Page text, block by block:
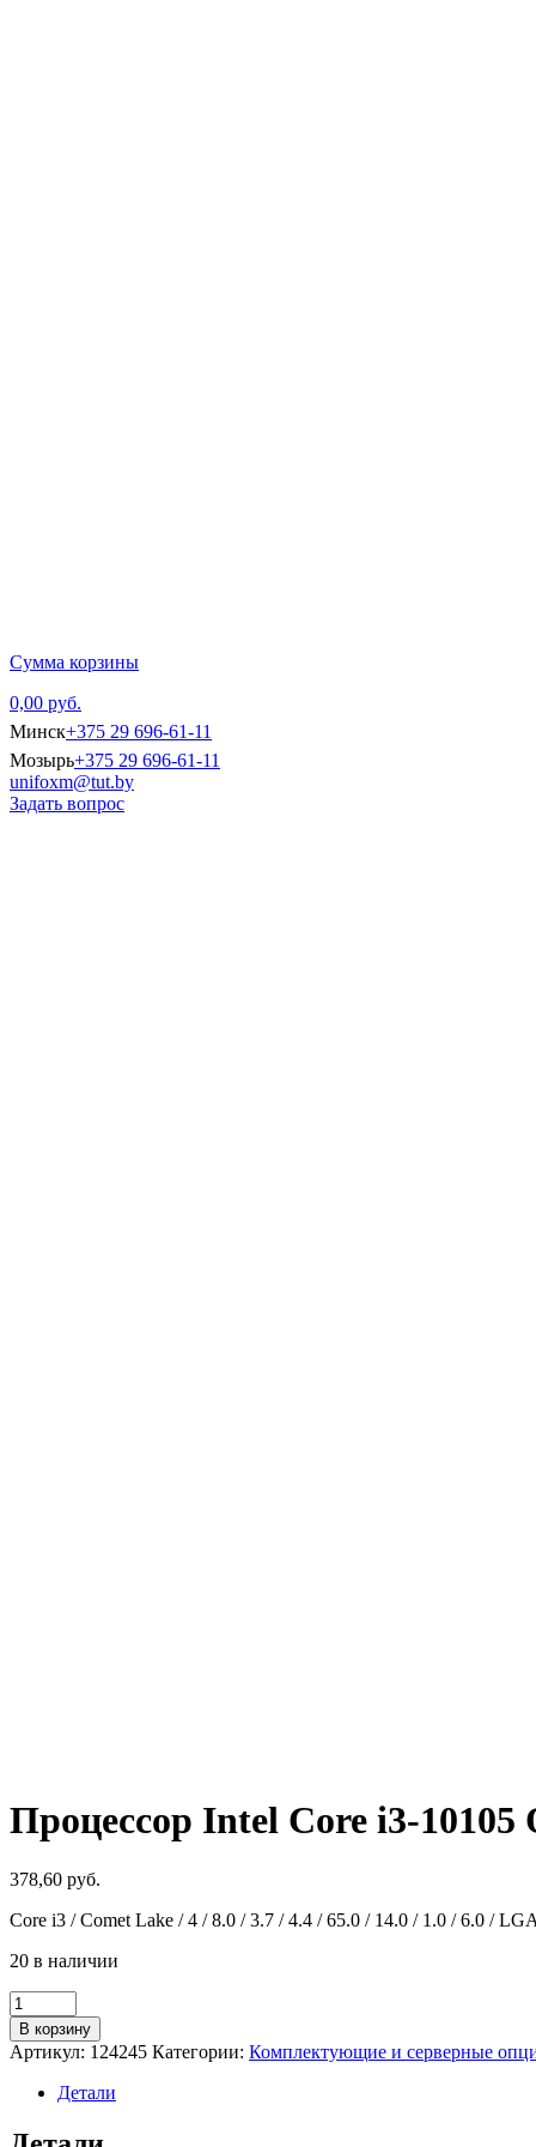
Сумма корзины
0,00 руб.
Минск+375 29 696-61-11
Мозырь+375 29 696-61-11
unifoxm@tut.by
Задать вопрос
Процессор Intel Core i3-10105
378,60 руб.
Core i3 / Comet Lake / 4 / 8.0 / 3.7 / 4.4 / 65.0 / 14.0 / 1.0 / 6.0 /
20 в наличии
Количество
товара
Процессор
Intel
Core
10105
В корзину
Артикул: 124245 Категории: Комплектующие и серверные
Детали